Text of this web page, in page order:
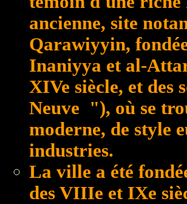
ancienne, site
Qarawiyyin,
Inaniyya et al-
XIVe siècle, et
Neuve "), où se
moderne, de style
industries.
La ville a été
des VIIIe et IXe